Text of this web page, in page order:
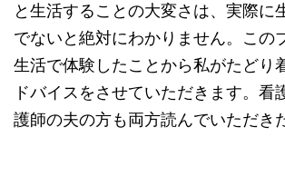
と生活することの大変さは、実際に
でないと絶対にわかりません。この
生活で体験したことから私がたどり
ドバイスをさせていただきます。看
護師の夫の方も両方読んでいただき